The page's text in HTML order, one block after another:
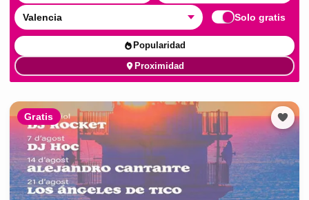
Valencia Solo gratis
Popularidad
Proximidad
Gratis